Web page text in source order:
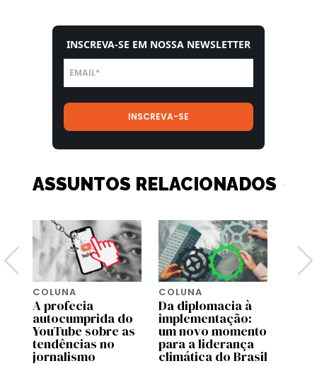
INSCREVA-SE EM NOSSA NEWSLETTER
ASSUNTOS RELACIONADOS
COLUNA
A profecia
autocumprida do
YouTube sobre as
tendências no
jornalismo
COLUNA
Da diplomacia à
implementação:
um novo momento
para a liderança
climática do Brasil